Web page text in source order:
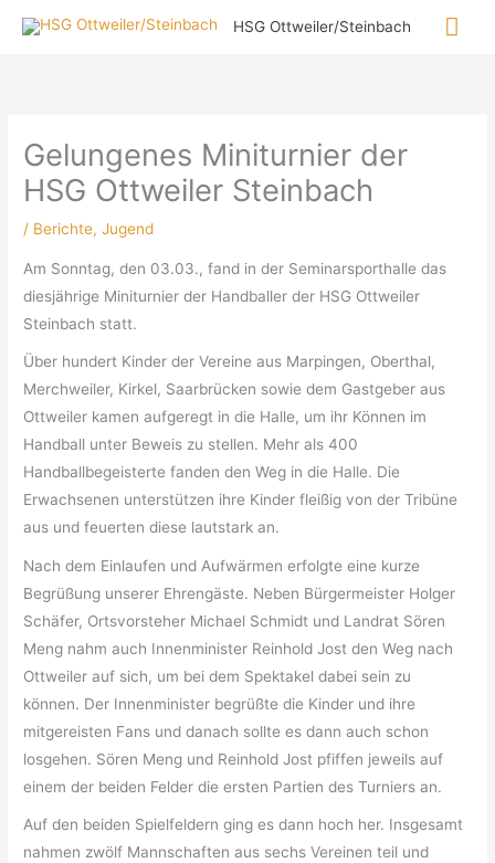
Inhalt
HSG Ottweiler/Steinbach
Gelungenes Miniturnier der
HSG Ottweiler Steinbach
/ Berichte,Jugend
Am Sonntag, den 03.03., fand in der Seminarsporthalle das
diesjährige Miniturnier der Handballer der HSG Ottweiler
Steinbach statt.
Über hundert Kinder der Vereine aus Marpingen, Oberthal,
Merchweiler, Kirkel, Saarbrücken sowie dem Gastgeber aus
Ottweiler kamen aufgeregt in die Halle, um ihr Können im
Handball unter Beweis zu stellen. Mehr als 400
Handballbegeisterte fanden den Weg in die Halle. Die
Erwachsenen unterstützen ihre Kinder fleißig von der Tribüne
aus und feuerten diese lautstark an.
Nach dem Einlaufen und Aufwärmen erfolgte eine kurze
Begrüßung unserer Ehrengäste. Neben Bürgermeister Holger
Schäfer, Ortsvorsteher Michael Schmidt und Landrat Sören
Meng nahm auch Innenminister Reinhold Jost den Weg nach
Ottweiler auf sich, um bei dem Spektakel dabei sein zu
können. Der Innenminister begrüßte die Kinder und ihre
mitgereisten Fans und danach sollte es dann auch schon
losgehen. Sören Meng und Reinhold Jost pfiffen jeweils auf
einem der beiden Felder die ersten Partien des Turniers an.
Auf den beiden Spielfeldern ging es dann hoch her. Insgesamt
nahmen zwölf Mannschaften aus sechs Vereinen teil und